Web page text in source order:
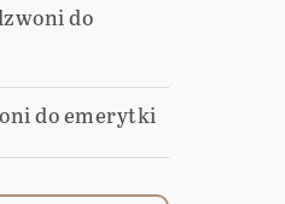
do
do emerytki